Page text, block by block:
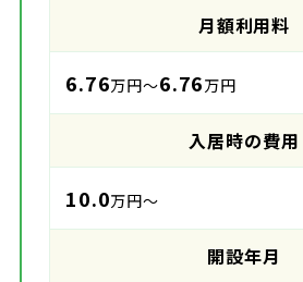
月額利用料
6.76万円～6.76万円
入居時の費用
10.0万円～
開設年月